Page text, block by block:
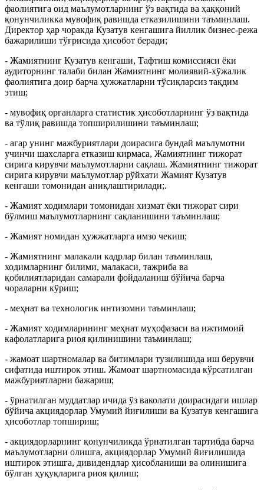
фаолиятига оид маълумотларнинг ўз вақтида ва ҳаққоний
қонунчиликка мувофиқ равишда етказилишини таъминлаш.
Директор ҳар чоракда Кузатув кенгашига йиллик бизнес-режа
бажарилиши тўғрисида ҳисобот беради;
- Жамиятнинг Кузатув кенгаши, Тафтиш комиссияси ёки
аудиторнинг талаби билан Жамиятнинг молиявий-хўжалик
фаолиятига доир барча ҳужжатларни тўсиқларсиз тақдим
этиш;
- мувофиқ органларга статистик ҳисоботларнинг ўз вақтида
ва тўлиқ равишда топширилишини таъминлаш;
- агар унинг мажбуриятлари доирасига бундай маълумотни
учинчи шахсларга етказиш кирмаса, Жамиятнинг тижорат
сирига кирувчи маълумотларни сақлаш. Жамиятнинг тижорат
сирига кирувчи маълумотлар рўйхати Жамият Кузатув
кенгаши томонидан аниқлаштирилади;.
- Жамият ходимлари томонидан хизмат ёки тижорат сири
бўлмиш маълумотларнинг сақланишини таъминлаш;
- Жамият номидан ҳужжатларга имзо чекиш;
- Жамиятнинг малакали кадрлар билан таъминлаш,
ходимларнинг билими, малакаси, тажриба ва
қобилиятларидан самарали фойдаланиш бўйича барча
чораларни кўриш;
- меҳнат ва технологик интизомни таъминлаш;
- Жамият ходимларининг меҳнат муҳофазаси ва ижтимоий
кафолатларига риоя қилинишини таъминлаш;
- жамоат шартномалар ва битимлари тузилишида иш берувчи
сифатида иштирок этиш. Жамоат шартномасида кўрсатилган
мажбуриятларни бажариш;
- ўрнатилган муддатлар ичида ўз ваколати доирасидаги ишлар
бўйича акциядорлар Умумий йиғилиши ва Кузатув кенгашига
ҳисоботлар топшириш;
- акциядорларнинг қонунчиликда ўрнатилган тартибда барча
маълумотларни олишга, акциядорлар Умумий йиғилишида
иштирок этишга, дивидендлар ҳисобланиши ва олинишига
бўлган ҳуқуқларига риоя қилиш;